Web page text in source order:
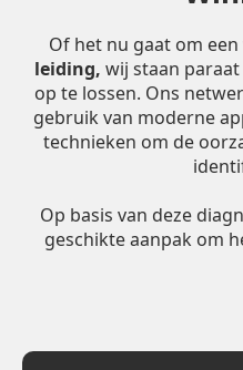
Of het nu gaat om een
leiding, wij staan
op te lossen. Ons
gebruik van moderne
technieken om de
Op basis van deze
geschikte aanpak om